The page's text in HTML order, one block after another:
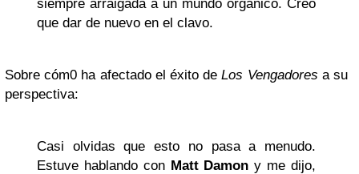
siempre arraigada a un mundo orgánico. Creo
que dar de nuevo en el clavo.
Sobre cóm0 ha afectado el éxito deLos Vengadores a su
perspectiva:
Casi olvidas que esto no pasa a menudo.
Estuve hablando con Matt Damon y me dijo,